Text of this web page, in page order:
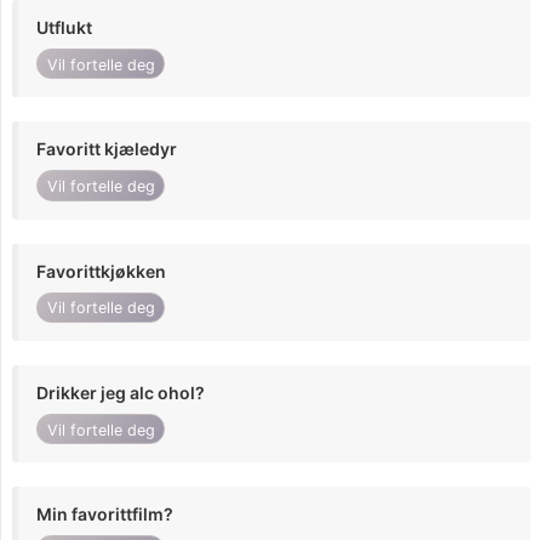
Utflukt
Vil fortelle deg
Favoritt kjæledyr
Vil fortelle deg
Favorittkjøkken
Vil fortelle deg
Drikker jeg alc ohol?
Vil fortelle deg
Min favorittfilm?